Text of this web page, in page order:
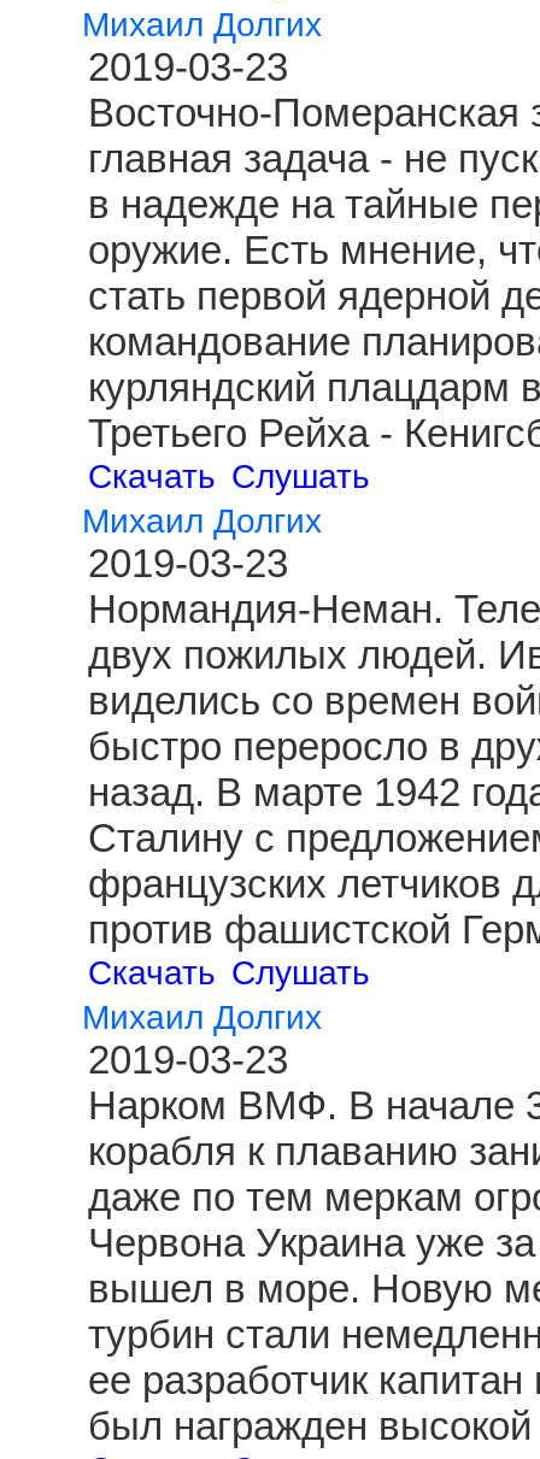
Михаил Долгих
2019-03-23
Восточно-Померанская
главная задача - не
в надежде на тайные
оружие. Есть мнение,
стать первой ядерной
командование
курляндский плацдарм
Третьего Рейха -
Скачать Слушать
Михаил Долгих
2019-03-23
Нормандия-Неман.
двух пожилых людей.
виделись со времен
быстро переросло в
назад. В марте 1942
Сталину с
французских летчиков
против фашистской
Скачать Слушать
Михаил Долгих
2019-03-23
Нарком ВМФ. В начале
корабля к плаванию
даже по тем меркам
Червона Украина уже
вышел в море. Новую
турбин стали
ее разработчик
был награжден